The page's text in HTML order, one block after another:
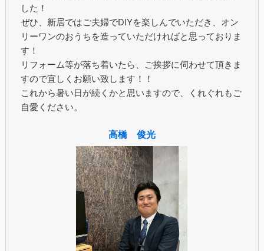
した！
ぜひ、新居ではご夫婦でDIYを楽しんでいただき、オン
リーワンのおうちを造っていただければと思っておりま
す！
リフォーム等が落ち着いたら、ご挨拶に伺わせて頂きま
すので宜しくお願い致します！！
これから暑い日が続くかと思いますので、くれぐれもご
自愛ください。
高橋 俊光